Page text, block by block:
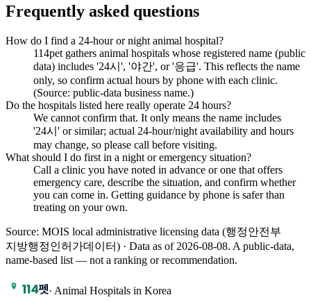
Frequently asked questions
How do I find a 24-hour or night animal hospital?
114pet gathers animal hospitals whose registered name (public
data) includes '24시', '야간', or '응급'. This reflects the name
only, so confirm actual hours by phone with each clinic.
(Source: public-data business name.)
Do the hospitals listed here really operate 24 hours?
We cannot confirm that. It only means the name includes
'24시' or similar; actual 24-hour/night availability and hours
may change, so please call before visiting.
What should I do first in a night or emergency situation?
Call a clinic you have noted in advance or one that offers
emergency care, describe the situation, and confirm whether
you can come in. Getting guidance by phone is safer than
treating on your own.
Source: MOIS local administrative licensing data (행정안전부
지방행정인허가데이터) · Data as of 2026-08-08. A public-data,
name-based list — not a ranking or recommendation.
· Animal Hospitals in Korea